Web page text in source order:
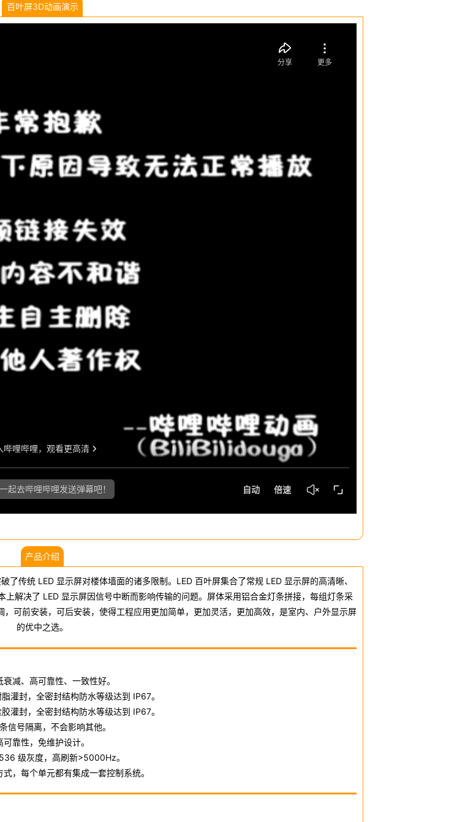
百叶屏3D动画演示
产品介绍
传统 LED 显示屏对楼体墙面的诸多限制。LED 百叶屏集合了常规 LED 显示屏的高清晰、
解决了 LED 显示屏因信号中断而影响传输的问题。屏体采用铝合金灯条拼接，每组灯条采
可前安装，可后安装，使得工程应用更加简单，更加灵活，更加高效，是室内、户外显示屏
的优中之选。
衰减、高可靠性、一致性好。
灌封，全密封结构防水等级达到 IP67。
灌封，全密封结构防水等级达到 IP67。
信号隔离，不会影响其他。
可靠性，免维护设计。
级灰度，高刷新>5000Hz。
，每个单元都有集成一套控制系统。